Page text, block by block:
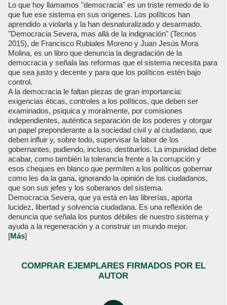
Lo que hoy llamamos "democracia" es un triste remedo de lo
que fue ese sistema en sus orígenes. Los políticos han
aprendido a violarla y la han desnaturalizado y desarmado.
"Democracia Severa, mas allá de la indignación" (Tecnos
2015), de Francisco Rubiales Moreno y Juan Jesús Mora
Molina, es un libro que denuncia la degradación de la
democracia y señala las reformas que el sistema necesita para
que sea justo y decente y para que los políticos estén bajo
control.
A la democracia le faltan piezas de gran importancia:
exigencias éticas, controles a los políticos, que deben ser
examinados, psiquica y moralmente, por comisiones
independientes, auténtica separación de los poderes y otorgar
un papel preponderante a la sociedad civil y al ciudadano, que
deben influir y, sobre todo, supervisar la labor de los
gobernantes, pudiendo, incluso, destituirlos. La impunidad debe
acabar, como también la tolerancia frente a la corrupción y
esos cheques en blanco que permiten a los políticos gobernar
como les da la gana, ignorando la opinión de los ciudadanos,
que son sus jefes y los soberanos del sistema.
Democracia Severa, que ya está en las librerías, aporta
lucidez, libertad y solvencia ciudadana. Es una reflexión de
denuncia que señala los puntos débiles de nuestro sistema y
ayuda a la regeneración y a construir un mundo mejor.
[Más]
COMPRAR EJEMPLARES FIRMADOS POR EL
AUTOR